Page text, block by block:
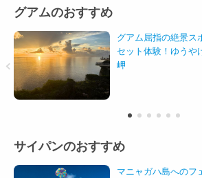
グアムのおすすめ
グアム屈指の絶景ス
セット体験！ゆうや
岬
サイパンのおすすめ
マニャガハ島へのフ